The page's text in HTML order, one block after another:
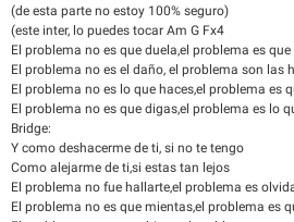
(de esta parte no estoy 100% seguro)
(este inter, lo puedes tocar Am G Fx4
El problema no es que duela,el problema es
El problema no es el daño, el problema son las
El problema no es lo que haces,el problema es
El problema no es que digas,el problema es lo
Bridge:
Y como deshacerme de ti, si no te tengo
Como alejarme de ti,si estas tan lejos
El problema no fue hallarte,el problema es
El problema no es que mientas,el problema es